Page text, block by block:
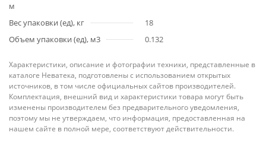
м
Вес упаковки (ед), кг
18
Объем упаковки (ед), м3
0.132
Характеристики, описание и фотографии техники, представленные в
каталоге Неватека, подготовлены с использованием открытых
источников, в том числе официальных сайтов производителей.
Комплектация, внешний вид и характеристики товара могут быть
изменены производителем без предварительного уведомления,
поэтому мы не утверждаем, что информация, предоставленная на
нашем сайте в полной мере, соответствуют действительности.